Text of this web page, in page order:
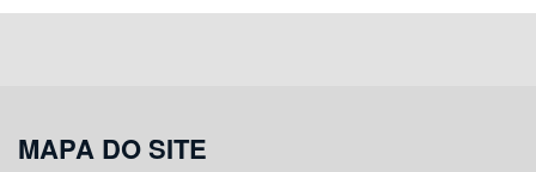
MAPA DO SITE